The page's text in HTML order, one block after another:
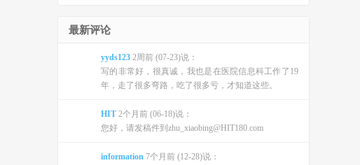
最新评论
yyds123 2周前 (07-23)说：
写的非常好，很真诚，我也是在医院信息科工作了19
年，走了很多弯路，吃了很多亏，才知道这些。
HIT 2个月前 (06-18)说：
您好，请发稿件到zhu_xiaobing@HIT180.com
information 7个月前 (12-28)说：